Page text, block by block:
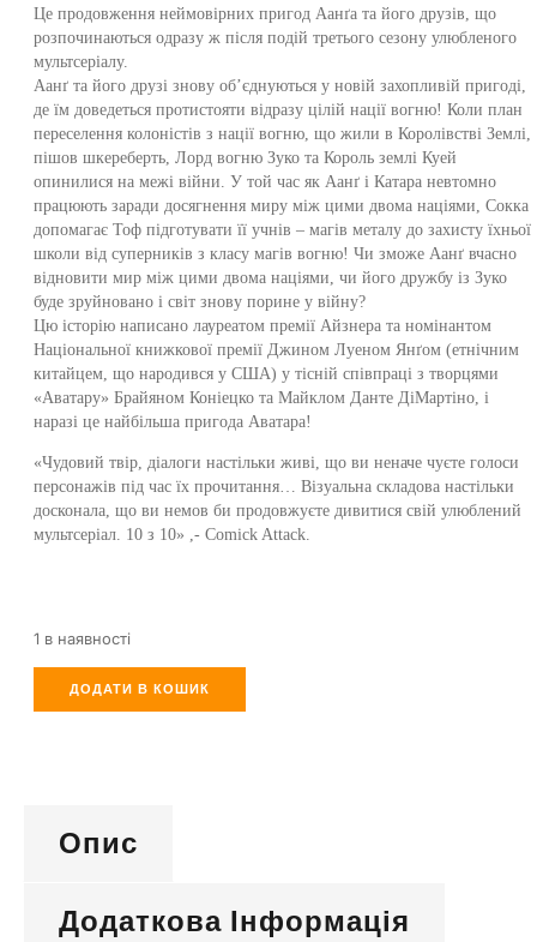
Це продовження неймовірних пригод Аанґа та його друзів, що
розпочинаються одразу ж після подій третього сезону улюбленого
мультсеріалу.
Аанґ та його друзі знову об’єднуються у новій захопливій пригоді,
де їм доведеться протистояти відразу цілій нації вогню! Коли план
переселення колоністів з нації вогню, що жили в Королівстві Землі,
пішов шкереберть, Лорд вогню Зуко та Король землі Куей
опинилися на межі війни. У той час як Аанґ і Катара невтомно
працюють заради досягнення миру між цими двома націями, Сокка
допомагає Тоф підготувати її учнів – магів металу до захисту їхньої
школи від суперників з класу магів вогню! Чи зможе Аанґ вчасно
відновити мир між цими двома націями, чи його дружбу із Зуко
буде зруйновано і світ знову порине у війну?
Цю історію написано лауреатом премії Айзнера та номінантом
Національної книжкової премії Джином Луеном Янґом (етнічним
китайцем, що народився у США) у тісній співпраці з творцями
«Аватару» Брайяном Коніецко та Майклом Данте ДіМартіно, і
наразі це найбільша пригода Аватара!
«Чудовий твір, діалоги настільки живі, що ви неначе чуєте голоси
персонажів під час їх прочитання… Візуальна складова настільки
досконала, що ви немов би продовжуєте дивитися свій улюблений
мультсеріал. 10 з 10» ,- Comick Attack.
1 в наявності
ДОДАТИ В КОШИК
Опис
Додаткова Інформація